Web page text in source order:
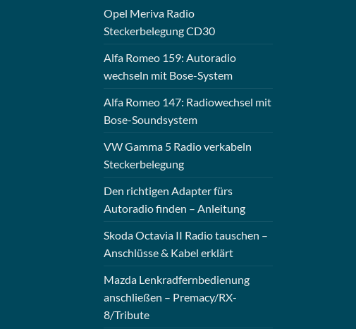
Opel Meriva Radio
Steckerbelegung CD30
Alfa Romeo 159: Autoradio
wechseln mit Bose-System
Alfa Romeo 147: Radiowechsel mit
Bose-Soundsystem
VW Gamma 5 Radio verkabeln
Steckerbelegung
Den richtigen Adapter fürs
Autoradio finden – Anleitung
Skoda Octavia II Radio tauschen –
Anschlüsse & Kabel erklärt
Mazda Lenkradfernbedienung
anschließen – Premacy/RX-
8/Tribute